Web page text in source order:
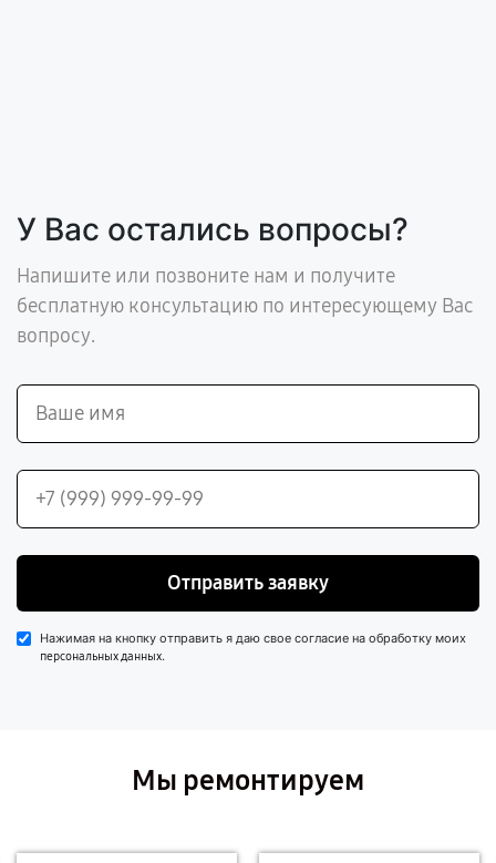
У Вас остались вопросы?
Напишите или позвоните нам и получите
бесплатную консультацию по интересующему Вас
вопросу.
Отправить заявку
Нажимая на кнопку отправить я даю свое согласие на обработку моих
персональных данных.
Мы ремонтируем